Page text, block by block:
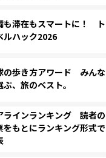
も滞在もスマートに！ ト
ルハック2026
の歩き方アワード みんな
ぶ、旅のベスト。
ラインランキング 読者の
をもとにランキング形式で